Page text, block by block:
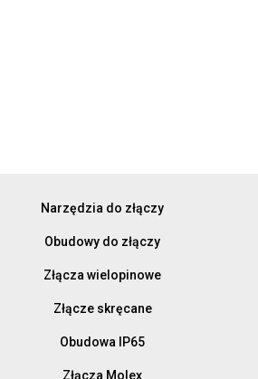
Narzędzia do złączy
Obudowy do złączy
Złącza wielopinowe
Złącze skręcane
Obudowa IP65
Złącza Molex